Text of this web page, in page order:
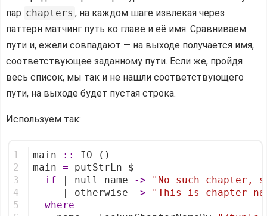
пар chapters , на каждом шаге извлекая через
паттерн матчинг путь ко главе и её имя. Сравниваем
пути и, ежели совпадают — на выходе получается имя,
соответствующее заданному пути. Если же, пройдя
весь список, мы так и не нашли соответствующего
пути, на выходе будет пустая строка.
Используем так:
1
2
3
4
5
main ::
IO ()
main = putStrLn $
if | null name ->
"No such chapter,
     | otherwise
->
"This is chapter
where